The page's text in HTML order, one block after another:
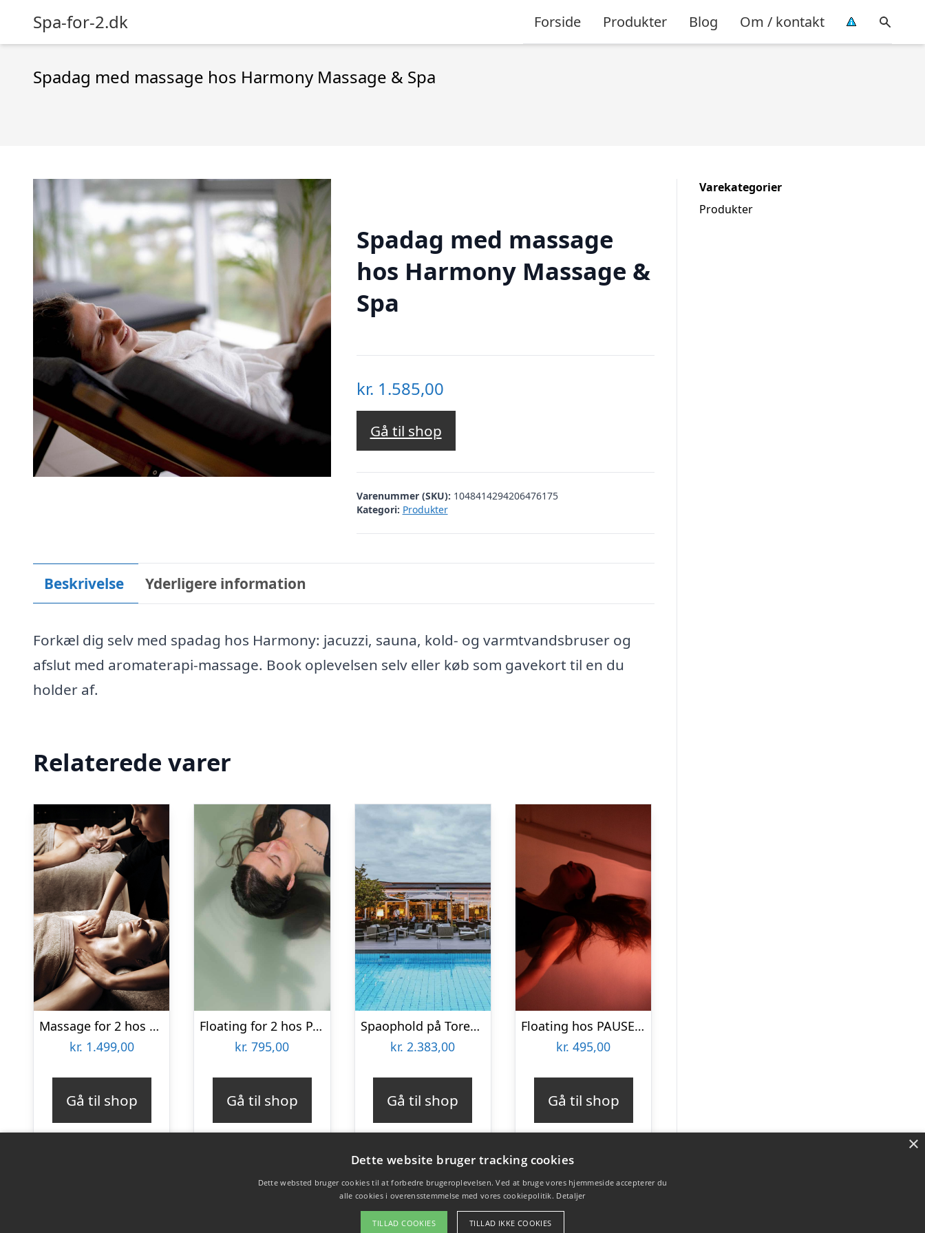
Spa-for-2.dk Forside Produkter Blog Om / kontakt
Spadag med massage hos Harmony Massage & Spa
Spadag med massage
hos Harmony Massage &
Spa
kr. 1.585,00
Gå til shop
Varenummer (SKU): 1048414294206476175
Kategori: Produkter
Beskrivelse Yderligere information
Forkæl dig selv med spadag hos Harmony: jacuzzi, sauna, kold- og varmtvandsbruser og
afslut med aromaterapi-massage. Book oplevelsen selv eller køb som gavekort til en du
holder af.
Relaterede varer
Massage for 2 hos Helle Thorup
kr. 1.499,00
Gå til shop
Floating for 2 hos PAUSE recovery studio
kr. 795,00
Gå til shop
Spaophold på Torekov Hotell
kr. 2.383,00
Gå til shop
Floating hos PAUSE recovery studio
kr. 495,00
Gå til shop
Varekategorier
Produkter
×
Dette website bruger tracking cookies
Dette websted bruger cookies til at forbedre brugeroplevelsen. Ved at bruge vores hjemmeside accepterer du
alle cookies i overensstemmelse med vores cookiepolitik. Detaljer
TILLAD COOKIES TILLAD IKKE COOKIES